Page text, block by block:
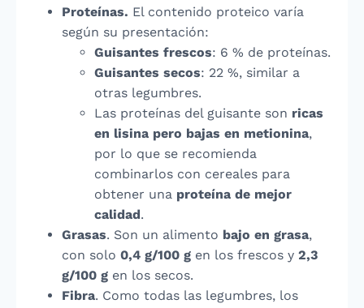
Proteínas. El contenido proteico varía
según su presentación:
Guisantes frescos: 6 % de proteínas.
Guisantes secos: 22 %, similar a
otras legumbres.
Las proteínas del guisante son ricas
en lisina pero bajas en metionina,
por lo que se recomienda
combinarlos con cereales para
obtener una proteína de mejor
calidad.
Grasas. Son un alimento bajo en grasa,
con solo 0,4 g/100 g en los frescos y 2,3
g/100 g en los secos.
Fibra. Como todas las legumbres, los